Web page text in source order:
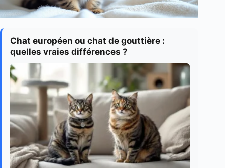
Chat européen ou chat de gouttière :
quelles vraies différences ?